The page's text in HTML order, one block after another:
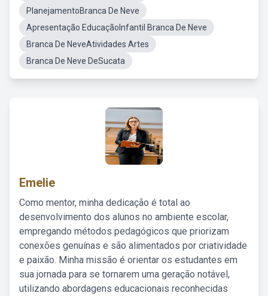
PlanejamentoBranca De Neve
Apresentação EducaçãoInfantil Branca De Neve
Branca De NeveAtividades Artes
Branca De Neve DeSucata
Emelie
Como mentor, minha dedicação é total ao
desenvolvimento dos alunos no ambiente escolar,
empregando métodos pedagógicos que priorizam
conexões genuínas e são alimentados por criatividade
e paixão. Minha missão é orientar os estudantes em
sua jornada para se tornarem uma geração notável,
utilizando abordagens educacionais reconhecidas